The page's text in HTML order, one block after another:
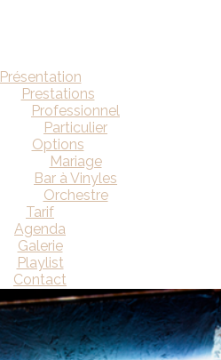
Présentation
Prestations
Professionnel
Particulier
Options
Mariage
Bar à Vinyles
Orchestre
Tarif
Agenda
Galerie
Playlist
Contact